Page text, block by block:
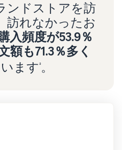
ンドストアを訪
訪れなかったお
入頻度が53.9％
額も71.3％多く
ます²。